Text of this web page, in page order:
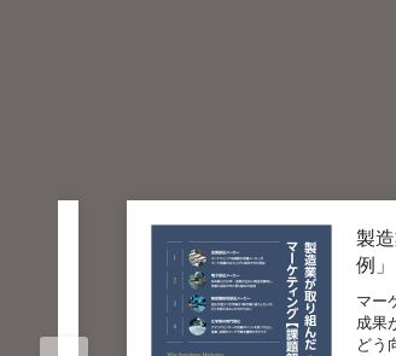
製造業が
例」
マーケティ
成果が出な
どう向き合